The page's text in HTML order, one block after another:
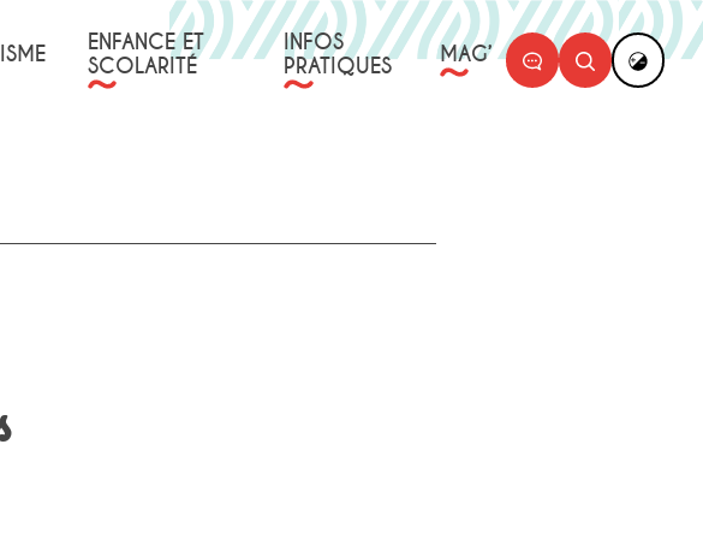
ENFANCE ET
SCOLARITÉ
INFOS
PRATIQUES
MAG’